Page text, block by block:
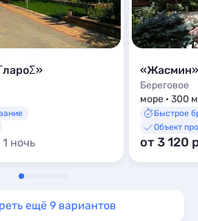
1 ночь
«Жасмин»
Береговое
море · 300 м
Быстрое
Объект
от 3 120
ещё 9 вариантов